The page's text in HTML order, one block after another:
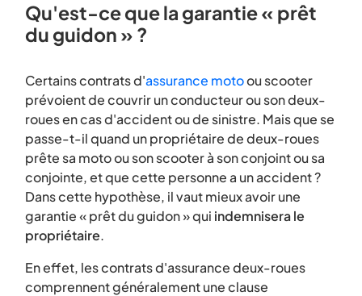
Qu'est-ce que la garantie « prêt
du guidon » ?
Certains contrats d'assurance motoou scooter
prévoient de couvrir un conducteur ou son deux-
roues en cas d'accident ou de sinistre. Mais que se
passe-t-il quand un propriétaire de deux-roues
prête sa moto ou son scooter à son conjoint ou sa
conjointe, et que cette personne a un accident ?
Dans cette hypothèse, il vaut mieux avoir une
garantie « prêt du guidon » qui indemnisera le
propriétaire.
En effet, les contrats d'assurance deux-roues
comprennent généralement une clause